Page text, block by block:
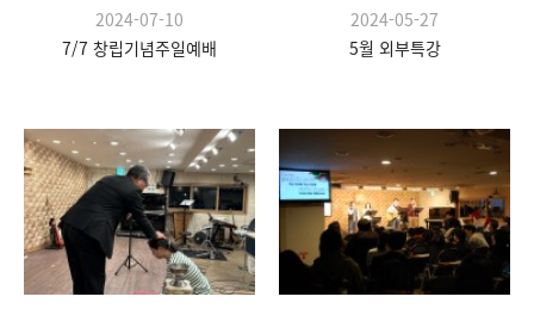
2024-07-10
7/7 창립기념주일예배
2024-05-27
5월 외부특강